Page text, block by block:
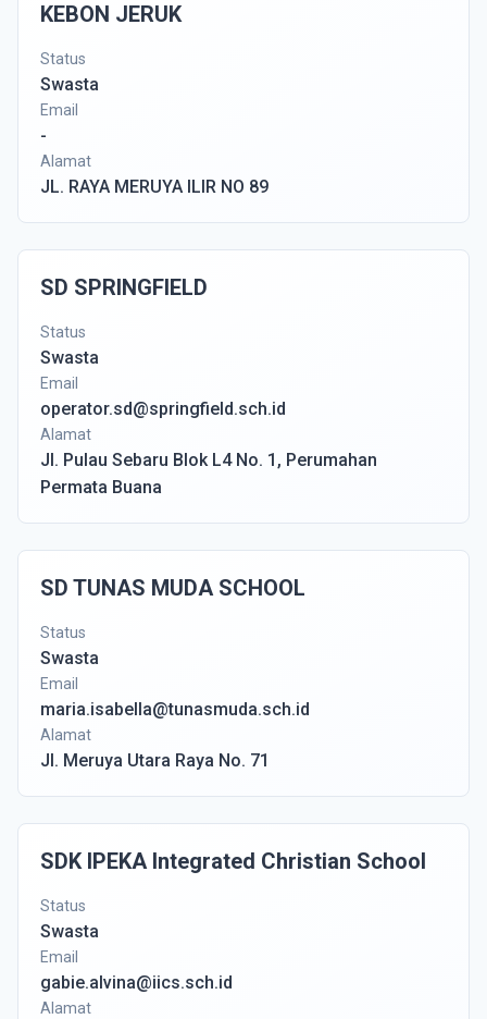
KEBON JERUK
Status
Swasta
Email
-
Alamat
JL. RAYA MERUYA ILIR NO 89
SD SPRINGFIELD
Status
Swasta
Email
operator.sd@springfield.sch.id
Alamat
Jl. Pulau Sebaru Blok L4 No. 1, Perumahan
Permata Buana
SD TUNAS MUDA SCHOOL
Status
Swasta
Email
maria.isabella@tunasmuda.sch.id
Alamat
Jl. Meruya Utara Raya No. 71
SDK IPEKA Integrated Christian School
Status
Swasta
Email
gabie.alvina@iics.sch.id
Alamat